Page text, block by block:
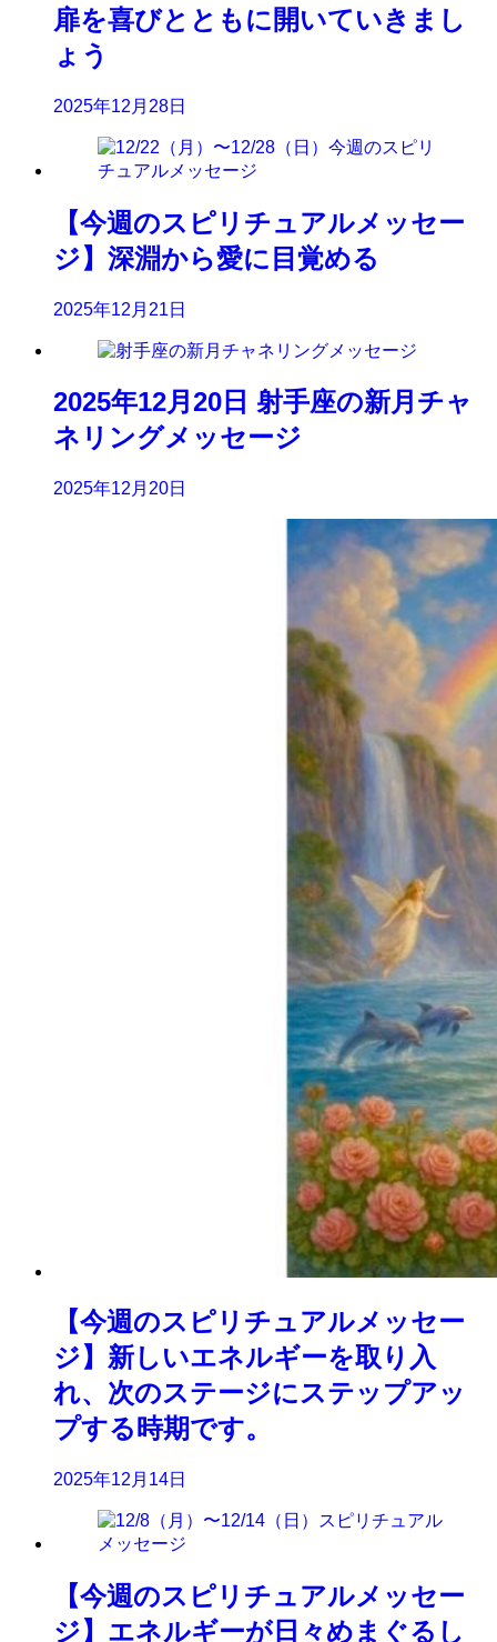
扉を喜びとともに開いていきまし
ょう
2025年12月28日
【今週のスピリチュアルメッセー
ジ】深淵から愛に目覚める
2025年12月21日
2025年12月20日 射手座の新月チャ
ネリングメッセージ
2025年12月20日
【今週のスピリチュアルメッセー
ジ】新しいエネルギーを取り入
れ、次のステージにステップアッ
プする時期です。
2025年12月14日
【今週のスピリチュアルメッセー
ジ】エネルギーが日々めまぐるし